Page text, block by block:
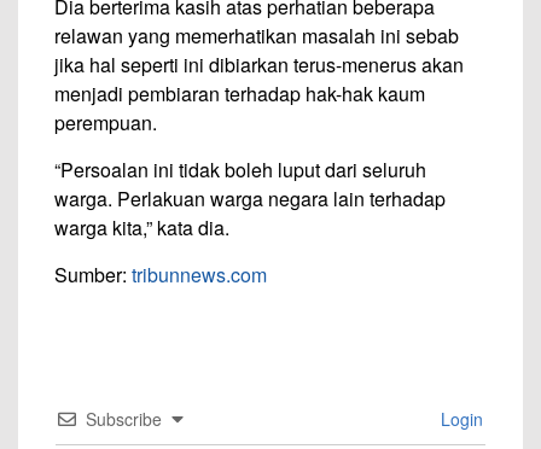
Dia berterima kasih atas perhatian beberapa
relawan yang memerhatikan masalah ini sebab
jika hal seperti ini dibiarkan terus-menerus akan
menjadi pembiaran terhadap hak-hak kaum
perempuan.
“Persoalan ini tidak boleh luput dari seluruh
warga. Perlakuan warga negara lain terhadap
warga kita,” kata dia.
Sumber: tribunnews.com
Subscribe Login